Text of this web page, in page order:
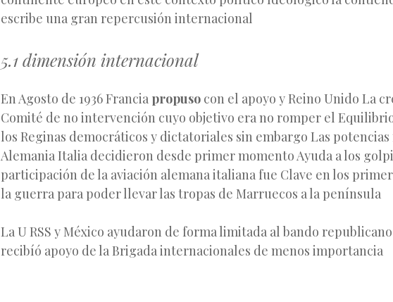
escribe una gran repercusión internacional
5.1 dimensión internacional
En Agosto de 1936 Francia propuso con el apoyo y Reino Unido La
Comité de no intervención cuyo objetivo era no romper el
los Reginas democráticos y dictatoriales sin embargo Las
Alemania Italia decidieron desde primer momento Ayuda a los
participación de la aviación alemana italiana fue Clave en los
la guerra para poder llevar las tropas de Marruecos a la península
La U RSS y México ayudaron de forma limitada al bando
recibíó apoyo de la Brigada internacionales de menos importancia